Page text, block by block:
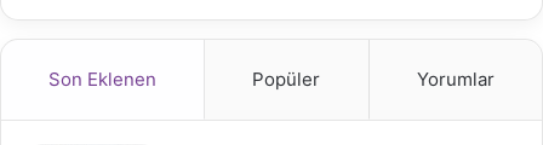
Son Eklenen Popüler Yorumlar